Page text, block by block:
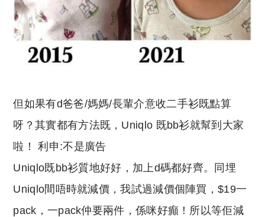
但如果有d爸爸/媽媽/長輩介意收二手衫既點算
呀？其實都有方法既，Uniqlo 既bb衫就幫到大家
啦！ 利申:不是廣告
Uniqlo既bb衫質地好好，加上d碼都好齊。同埋
Uniqlo間唔時就減價，我試過減價個陣買，$19一
pack，一pack仲要兩件，係咪好癲！所以等佢減